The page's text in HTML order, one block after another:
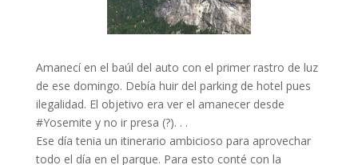
Amanecí en el baúl del auto con el primer rastro de luz
de ese domingo. Debía huir del parking de hotel pues
ilegalidad. El objetivo era ver el amanecer desde
#Yosemite y no ir presa (?). . .
Ese día tenia un itinerario ambicioso para aprovechar
todo el día en el parque. Para esto conté con la